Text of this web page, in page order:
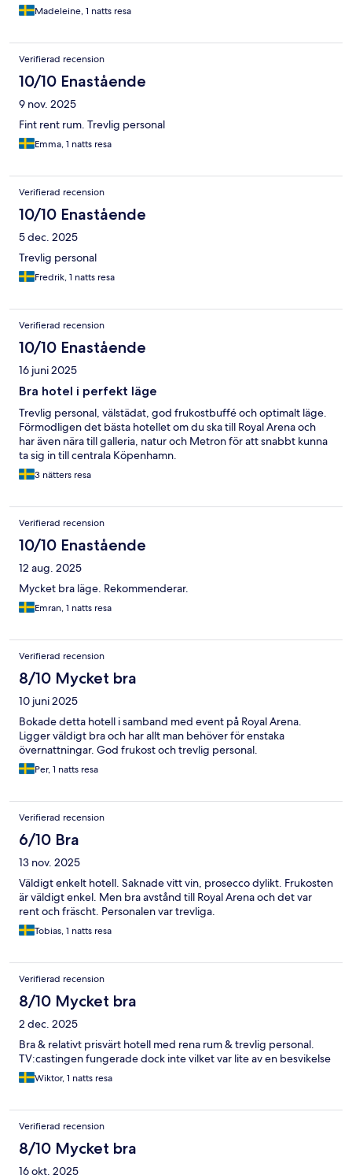
Madeleine, 1 natts resa
Verifierad recension
10/10 Enastående
9 nov. 2025
Fint rent rum. Trevlig personal
Emma, 1 natts resa
Verifierad recension
10/10 Enastående
5 dec. 2025
Trevlig personal
Fredrik, 1 natts resa
Verifierad recension
10/10 Enastående
16 juni 2025
Bra hotel i perfekt läge
Trevlig personal, välstädat, god frukostbuffé och optimalt läge.
Förmodligen det bästa hotellet om du ska till Royal Arena och
har även nära till galleria, natur och Metron för att snabbt kunna
ta sig in till centrala Köpenhamn.
3 nätters resa
Verifierad recension
10/10 Enastående
12 aug. 2025
Mycket bra läge. Rekommenderar.
Emran, 1 natts resa
Verifierad recension
8/10 Mycket bra
10 juni 2025
Bokade detta hotell i samband med event på Royal Arena.
Ligger väldigt bra och har allt man behöver för enstaka
övernattningar. God frukost och trevlig personal.
Per, 1 natts resa
Verifierad recension
6/10 Bra
13 nov. 2025
Väldigt enkelt hotell. Saknade vitt vin, prosecco dylikt. Frukosten
är väldigt enkel. Men bra avstånd till Royal Arena och det var
rent och fräscht. Personalen var trevliga.
Tobias, 1 natts resa
Verifierad recension
8/10 Mycket bra
2 dec. 2025
Bra & relativt prisvärt hotell med rena rum & trevlig personal.
TV:castingen fungerade dock inte vilket var lite av en besvikelse
Wiktor, 1 natts resa
Verifierad recension
8/10 Mycket bra
16 okt. 2025